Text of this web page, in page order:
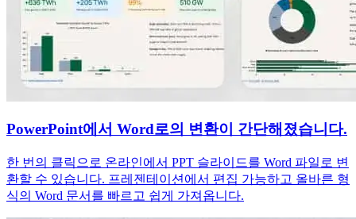
PowerPoint에서 Word로의 변환이 간단해졌습니다.
한 번의 클릭으로 온라인에서 PPT 슬라이드를 Word 파일로 변
환할 수 있습니다. 프레젠테이션에서 편집 가능하고 올바른 형
식의 Word 문서를 빠르고 쉽게 가져옵니다.